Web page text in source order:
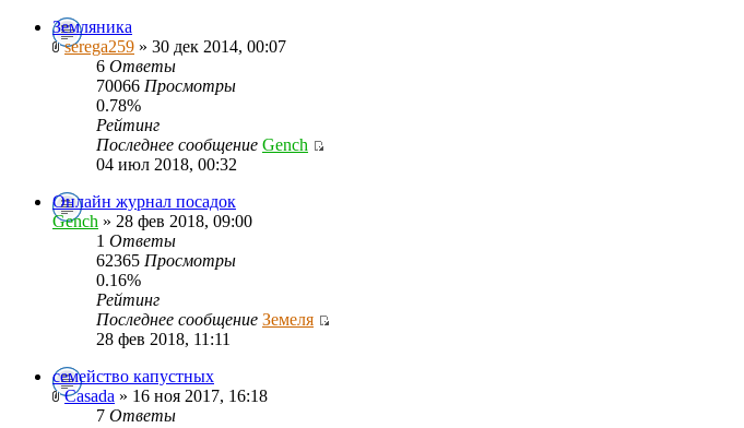
Земляника
serega259 » 30 дек 2014, 00:07
6 Ответы
70066 Просмотры
0.78%
Рейтинг
Последнее сообщение Gench
04 июл 2018, 00:32
Онлайн журнал посадок
Gench » 28 фев 2018, 09:00
1 Ответы
62365 Просмотры
0.16%
Рейтинг
Последнее сообщение Земеля
28 фев 2018, 11:11
семейство капустных
Casada » 16 ноя 2017, 16:18
7 Ответы